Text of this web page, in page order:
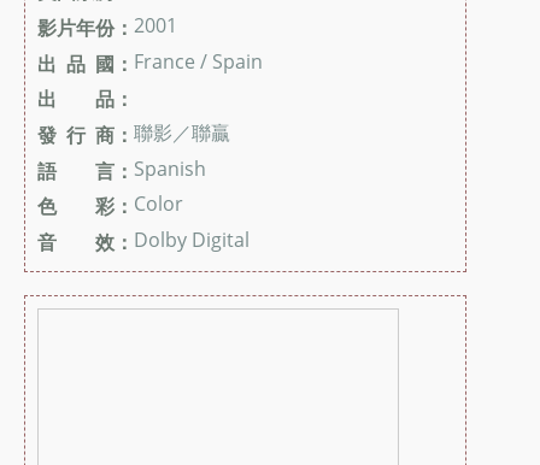
影片年份： 2001
出 品 國： France / Spain
出 品：
發 行 商： 聯影／聯贏
語 言： Spanish
色 彩： Color
音 效： Dolby Digital